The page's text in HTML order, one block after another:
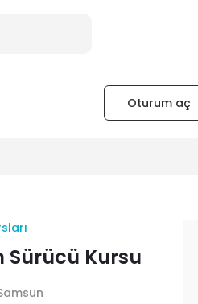
Oturum aç
Sürücü Kursu